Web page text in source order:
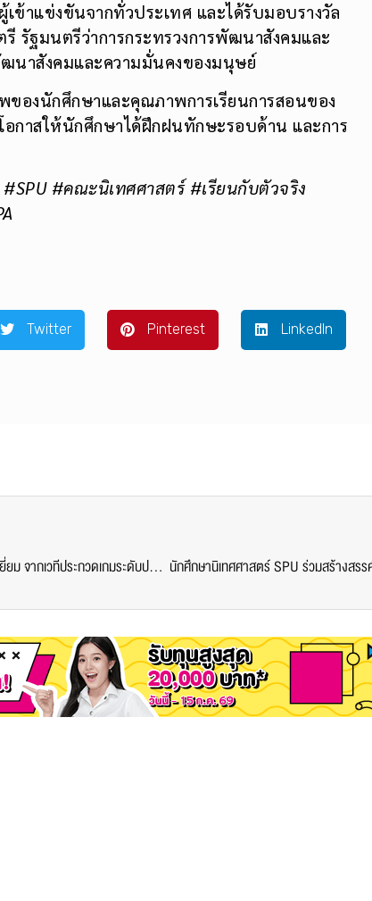
ข้าแข่งขันจากทั่วประเทศ และได้รับมอบรางวัล
รัฐมนตรีว่าการกระทรวงการพัฒนาสังคมและ
นาสังคมและความมั่นคงของมนุษย์
ของนักศึกษาและคุณภาพการเรียนการสอนของ
กาสให้นักศึกษาได้ฝึกฝนทักษะรอบด้าน และการ
#คณะนิเทศศาสตร์ #เรียนกับตัวจริง
Twitter Pinterest LinkedIn
‘ทีมวิชเวิร์ค’ นักศึกษาดิจิทัลมีเดีย SPU คว้ารางวัลนำเสนอยอดเยี่ยม จากเวทีประกวดเกมระดับประเทศ TGF2025